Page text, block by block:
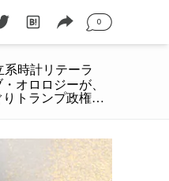
0
時計リテーラ
オロロジーが、
トランプ政権を